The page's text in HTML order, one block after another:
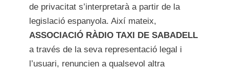
de privacitat s’interpretarà a partir de la
legislació espanyola. Així mateix,
ASSOCIACIÓ RÀDIO TAXI DE SABADELL
a través de la seva representació legal i
l’usuari, renuncien a qualsevol altra